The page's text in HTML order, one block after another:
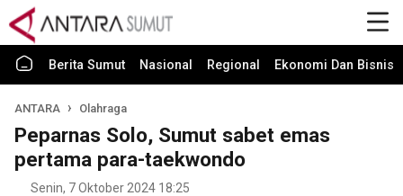
Berita Sumut Nasional Regional Ekonomi Dan Bisnis
ANTARA Olahraga
Peparnas Solo, Sumut sabet emas
pertama para-taekwondo
Senin, 7 Oktober 2024 18:25